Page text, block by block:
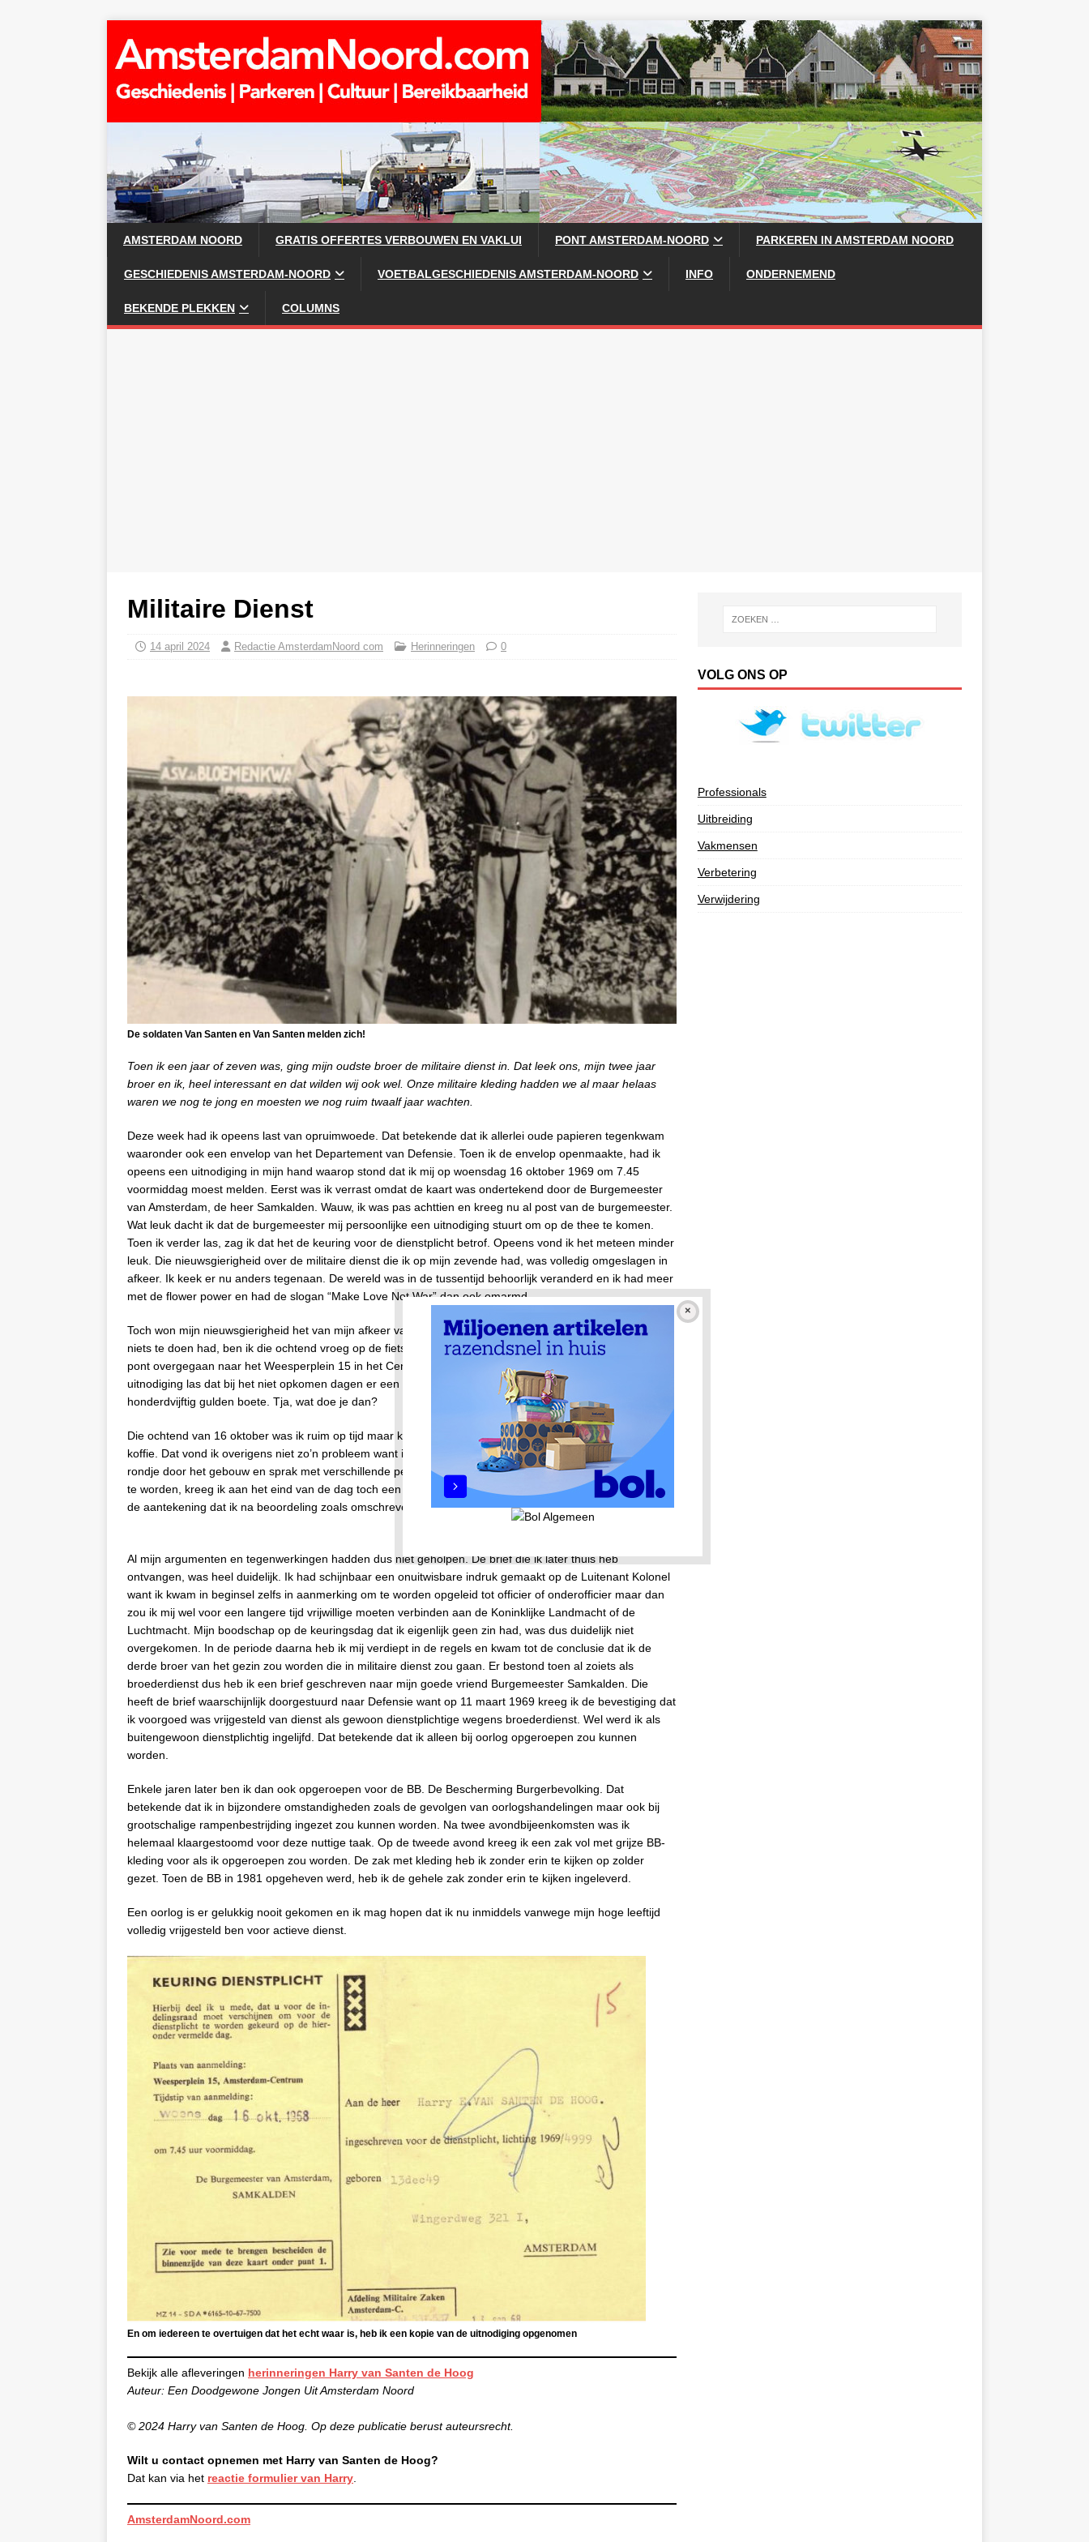
AMSTERDAM NOORD GRATIS OFFERTES VERBOUWEN EN VAKLUI PONT AMSTERDAM-NOORD PARKEREN IN AMSTERDAM NOORD
GESCHIEDENIS AMSTERDAM-NOORD VOETBALGESCHIEDENIS AMSTERDAM-NOORD INFO ONDERNEMEND
BEKENDE PLEKKEN COLUMNS
Militaire Dienst
14 april 2024 Redactie AmsterdamNoord com Herinneringen 0
De soldaten Van Santen en Van Santen melden zich!
Toen ik een jaar of zeven was, ging mijn oudste broer de militaire dienst in. Dat leek ons, mijn twee jaar
broer en ik, heel interessant en dat wilden wij ook wel. Onze militaire kleding hadden we al maar helaas
waren we nog te jong en moesten we nog ruim twaalf jaar wachten.
Deze week had ik opeens last van opruimwoede. Dat betekende dat ik allerlei oude papieren tegenkwam
waaronder ook een envelop van het Departement van Defensie. Toen ik de envelop openmaakte, had ik
opeens een uitnodiging in mijn hand waarop stond dat ik mij op woensdag 16 oktober 1969 om 7.45
voormiddag moest melden. Eerst was ik verrast omdat de kaart was ondertekend door de Burgemeester
van Amsterdam, de heer Samkalden. Wauw, ik was pas achttien en kreeg nu al post van de burgemeester.
Wat leuk dacht ik dat de burgemeester mij persoonlijke een uitnodiging stuurt om op de thee te komen.
Toen ik verder las, zag ik dat het de keuring voor de dienstplicht betrof. Opeens vond ik het meteen minder
leuk. Die nieuwsgierigheid over de militaire dienst die ik op mijn zevende had, was volledig omgeslagen in
afkeer. Ik keek er nu anders tegenaan. De wereld was in de tussentijd behoorlijk veranderd en ik had meer
met de flower power en had de slogan “Make Love Not War” dan ook omarmd.
Toch won mijn nieuwsgierigheid het van mijn afkeer van de militaire dienst en omdat ik die woensdag toch
niets te doen had, ben ik die ochtend vroeg op de fiets gestapt en ben ik vanuit Amsterdam Noord met de
pont overgegaan naar het Weesperplein 15 in het Centrum. Helemaal toen ik op de achterkant van de
uitnodiging las dat bij het niet opkomen dagen er een strafbepaling was van 14 dagen hechtenis of
honderdvijftig gulden boete. Tja, wat doe je dan?
Die ochtend van 16 oktober was ik ruim op tijd maar kan mij niet meer herinneren of de dag begon met
koffie. Dat vond ik overigens niet zo’n probleem want in die tijd dronk ik nog geen koffie. Ik maakte een
rondje door het gebouw en sprak met verschillende personen en ondanks al mijn pogingen om afgekeurd
te worden, kreeg ik aan het eind van de dag toch een briefje mee van Luitenant Kolonel H.E. van Laer met
de aantekening dat ik na beoordeling zoals omschreven in artikel 10 en 12 ik “GESCHIKT” was bevonden.
Al mijn argumenten en tegenwerkingen hadden dus niet geholpen. De brief die ik later thuis heb
ontvangen, was heel duidelijk. Ik had schijnbaar een onuitwisbare indruk gemaakt op de Luitenant Kolonel
want ik kwam in beginsel zelfs in aanmerking om te worden opgeleid tot officier of onderofficier maar dan
zou ik mij wel voor een langere tijd vrijwillige moeten verbinden aan de Koninklijke Landmacht of de
Luchtmacht. Mijn boodschap op de keuringsdag dat ik eigenlijk geen zin had, was dus duidelijk niet
overgekomen. In de periode daarna heb ik mij verdiept in de regels en kwam tot de conclusie dat ik de
derde broer van het gezin zou worden die in militaire dienst zou gaan. Er bestond toen al zoiets als
broederdienst dus heb ik een brief geschreven naar mijn goede vriend Burgemeester Samkalden. Die
heeft de brief waarschijnlijk doorgestuurd naar Defensie want op 11 maart 1969 kreeg ik de bevestiging dat
ik voorgoed was vrijgesteld van dienst als gewoon dienstplichtige wegens broederdienst. Wel werd ik als
buitengewoon dienstplichtig ingelijfd. Dat betekende dat ik alleen bij oorlog opgeroepen zou kunnen
worden.
Enkele jaren later ben ik dan ook opgeroepen voor de BB. De Bescherming Burgerbevolking. Dat
betekende dat ik in bijzondere omstandigheden zoals de gevolgen van oorlogshandelingen maar ook bij
grootschalige rampenbestrijding ingezet zou kunnen worden. Na twee avondbijeenkomsten was ik
helemaal klaargestoomd voor deze nuttige taak. Op de tweede avond kreeg ik een zak vol met grijze BB-
kleding voor als ik opgeroepen zou worden. De zak met kleding heb ik zonder erin te kijken op zolder
gezet. Toen de BB in 1981 opgeheven werd, heb ik de gehele zak zonder erin te kijken ingeleverd.
Een oorlog is er gelukkig nooit gekomen en ik mag hopen dat ik nu inmiddels vanwege mijn hoge leeftijd
volledig vrijgesteld ben voor actieve dienst.
En om iedereen te overtuigen dat het echt waar is, heb ik een kopie van de uitnodiging opgenomen
Bekijk alle afleveringen herinneringen Harry van Santen de Hoog
Auteur: Een Doodgewone Jongen Uit Amsterdam Noord
© 2024 Harry van Santen de Hoog. Op deze publicatie berust auteursrecht.
Wilt u contact opnemen met Harry van Santen de Hoog?
Dat kan via het reactie formulier van Harry
AmsterdamNoord.com
VOLG ONS OP
Professionals
Uitbreiding
Vakmensen
Verbetering
Verwijdering